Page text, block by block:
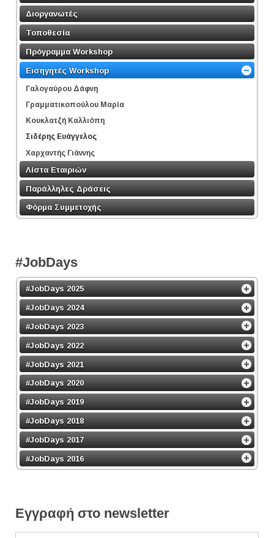
Διοργανωτές
Τοποθεσία
Πρόγραμμα Workshop
Εισηγητές Workshop
Γαλογαύρου Δάφνη
Γραμματικοπούλου Μαρία
Κουκλατζή Καλλιόπη
Σιδέρης Ευάγγελος
Χαρχαντής Γιάννης
Λίστα Εταιριών
Παράλληλες Δράσεις
Φόρμα Συμμετοχής
#JobDays
#JobDays 2025
#JobDays 2024
#JobDays 2023
#JobDays 2022
#JobDays 2021
#JobDays 2020
#JobDays 2019
#JobDays 2018
#JobDays 2017
#JobDays 2016
Εγγραφή στο newsletter